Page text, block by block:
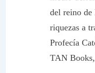
del reino de
riquezas a
Profecía
TAN